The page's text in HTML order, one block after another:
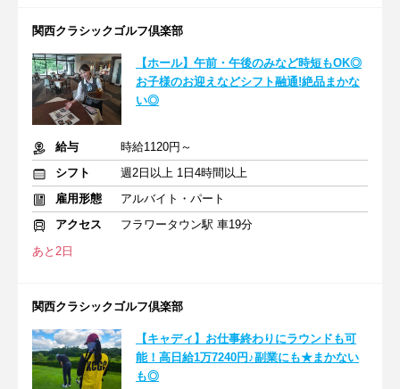
関西クラシックゴルフ倶楽部
【ホール】午前・午後のみなど時短もOK◎
お子様のお迎えなどシフト融通!絶品まかな
い◎
給与
時給1120円～
シフト
週2日以上 1日4時間以上
雇用形態
アルバイト・パート
アクセス
フラワータウン駅 車19分
あと2日
関西クラシックゴルフ倶楽部
【キャディ】お仕事終わりにラウンドも可
能！高日給1万7240円♪副業にも★まかない
も◎